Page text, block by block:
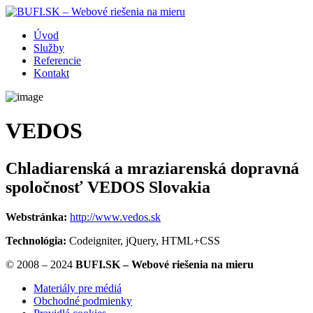
Úvod
Služby
Referencie
Kontakt
VEDOS
Chladiarenská a mraziarenská dopravná
spoločnosť VEDOS Slovakia
Webstránka: http://www.vedos.sk
Technológia: Codeigniter, jQuery, HTML+CSS
© 2008 – 2024 BUFI.SK – Webové riešenia na mieru
Materiály pre médiá
Obchodné podmienky